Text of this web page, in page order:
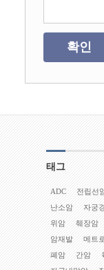
확인
태그
ADC 전립선
난소암
자궁
위암
췌장암
암재발
메트
폐암
간암